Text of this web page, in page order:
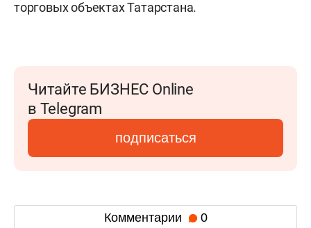
торговых объектах Татарстана.
Читайте БИЗНЕС Online
в Telegram
подписаться
Комментарии 0